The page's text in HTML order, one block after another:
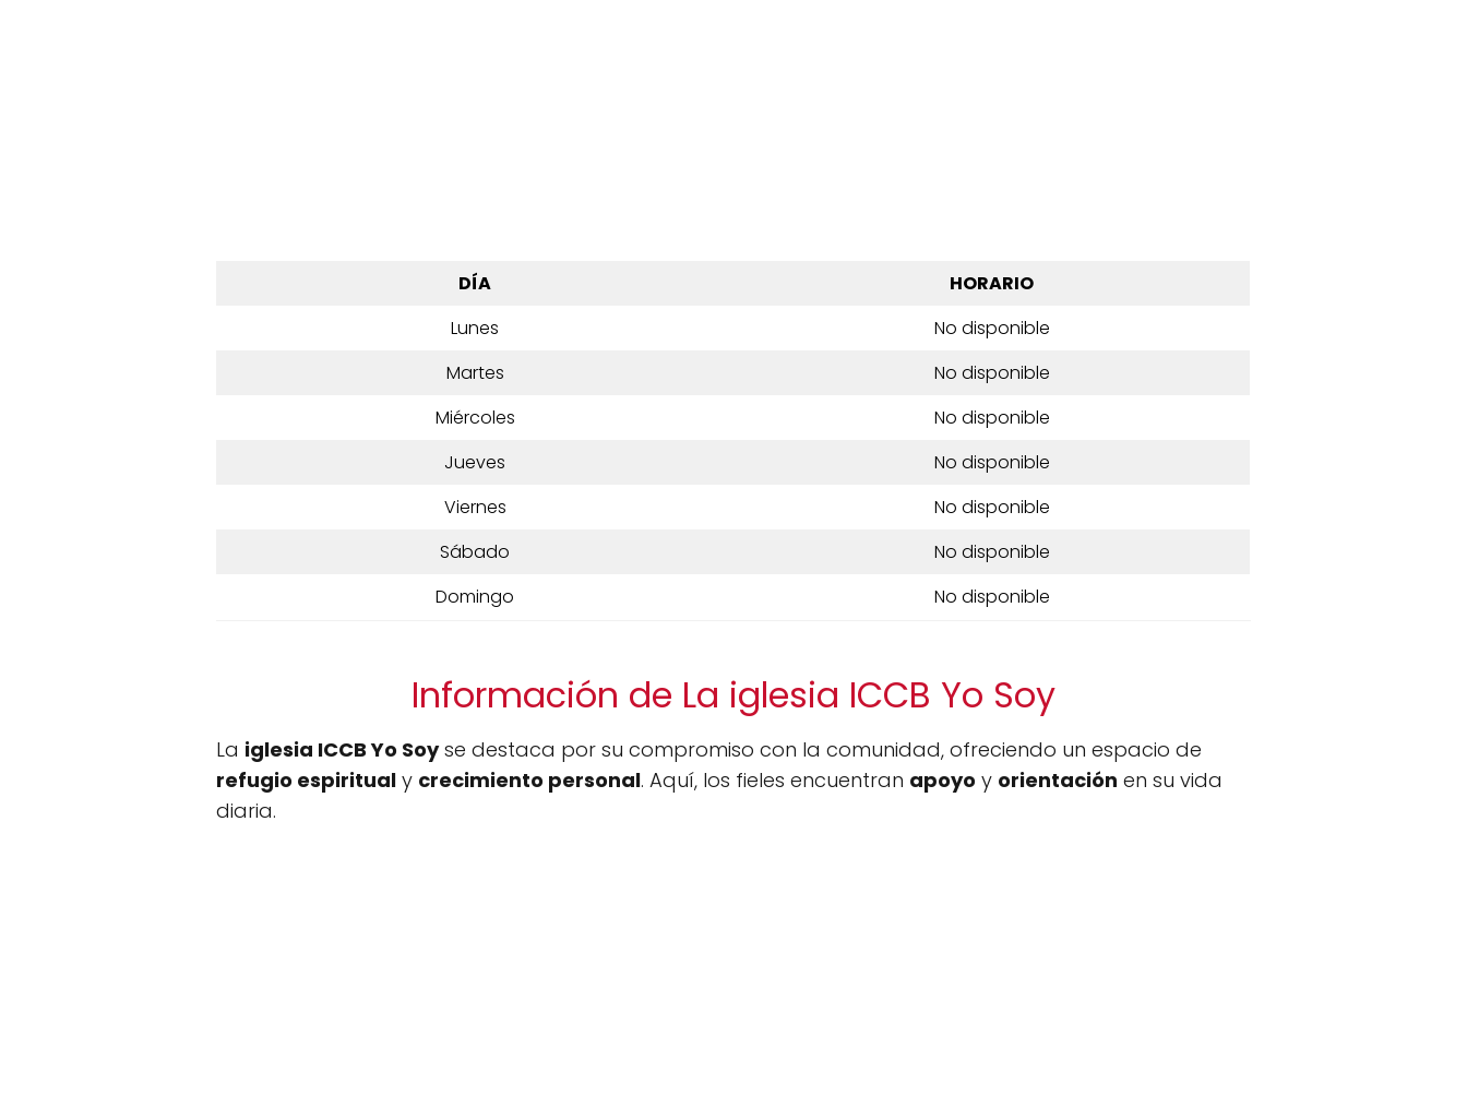
DÍA
HORARIO
Lunes
No disponible
Martes
No disponible
Miércoles
No disponible
Jueves
No disponible
Viernes
No disponible
Sábado
No disponible
Domingo
No disponible
Información de La iglesia ICCB Yo Soy
La iglesia ICCB Yo Soyse destaca por su compromiso con la comunidad, ofreciendo un espacio de
refugio espiritual y crecimiento personal. Aquí, los fieles encuentran apoyo y orientación en su vida
diaria.